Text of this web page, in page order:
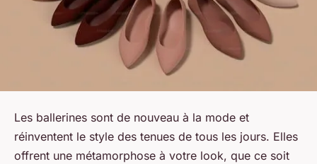
Les ballerines sont de nouveau à la mode et
réinventent le style des tenues de tous les jours. Elles
offrent une métamorphose à votre look, que ce soit